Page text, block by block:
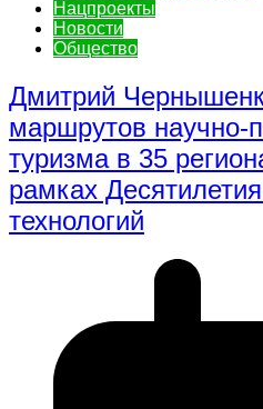
Нацпроекты
Новости
Общество
Дмитрий
маршрутов научно-
туризма в 35
рамках
технологий